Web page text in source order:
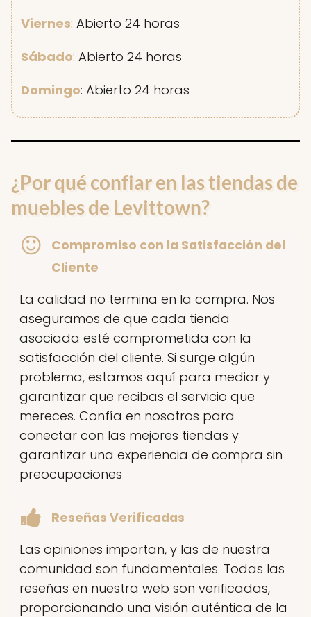
Viernes: Abierto 24 horas
Sábado: Abierto 24 horas
Domingo: Abierto 24 horas
¿Por qué confiar en las tiendas de
muebles de Levittown?
Compromiso con la Satisfacción del
Cliente
La calidad no termina en la compra. Nos
aseguramos de que cada tienda
asociada esté comprometida con la
satisfacción del cliente. Si surge algún
problema, estamos aquí para mediar y
garantizar que recibas el servicio que
mereces. Confía en nosotros para
conectar con las mejores tiendas y
garantizar una experiencia de compra sin
preocupaciones
Reseñas Verificadas
Las opiniones importan, y las de nuestra
comunidad son fundamentales. Todas las
reseñas en nuestra web son verificadas,
proporcionando una visión auténtica de la